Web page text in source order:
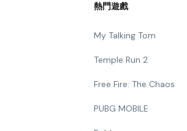
熱門遊戲
My Talking Tom
Temple Run 2
Free Fire: The Chaos
PUBG MOBILE